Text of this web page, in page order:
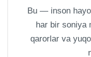
Bu — inson
har bir soniya
qarorlar va